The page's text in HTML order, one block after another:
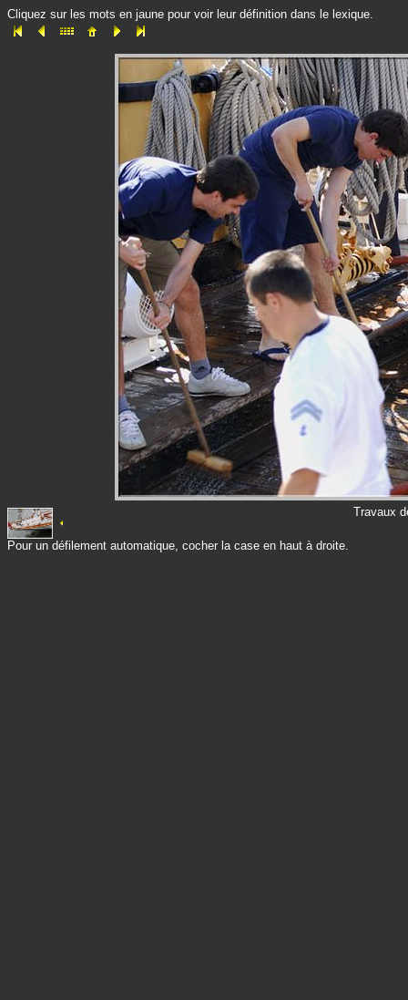
Cliquez sur les mots en jaune pour voir leur définition dans le lexique.
Travaux
Pour un défilement automatique, cocher la case en haut à droite.